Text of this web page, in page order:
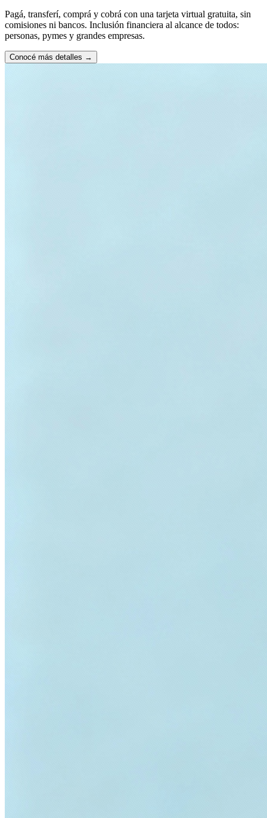
Pagá, transferí, comprá y cobrá con una tarjeta virtual gratuita, sin
comisiones ni bancos. Inclusión financiera al alcance de todos:
personas, pymes y grandes empresas.
Conocé más detalles →